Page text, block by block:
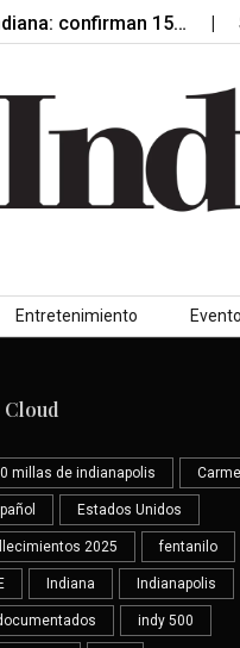
confirman 15…
Entretenimiento
Cloud
millas de indianapolis Carmel
Estados Unidos
2025 fentanilo
Indiana Indianapolis
indy 500